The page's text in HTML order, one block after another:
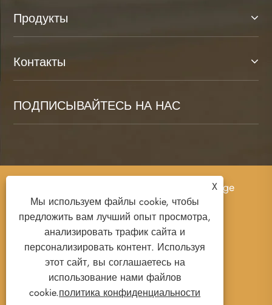
Продукты
Контакты
ПОДПИСЫВАЙТЕСЬ НА НАС
Авторские права © 2025 Ruian Senda Luggage
And Leather Products Co., Ltd. Все права
защищены.
Links Sitemap RSS
политика конфиденциальности
X
Мы используем файлы cookie, чтобы
предложить вам лучший опыт просмотра,
анализировать трафик сайта и
персонализировать контент. Используя
этот сайт, вы соглашаетесь на
использование нами файлов
cookie.политика конфиденциальности